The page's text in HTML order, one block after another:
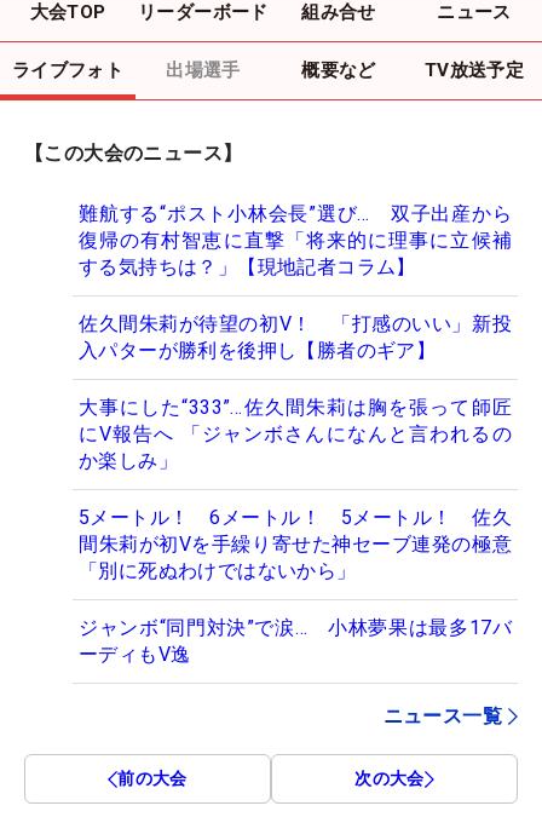
大会TOP リーダーボード 組み合せ ニュース
ライブフォト 出場選手 概要など TV放送予定
【この大会のニュース】
難航する“ポスト小林会長”選び… 双子出産から
復帰の有村智恵に直撃「将来的に理事に立候補
する気持ちは？」【現地記者コラム】
佐久間朱莉が待望の初V！ 「打感のいい」新投
入パターが勝利を後押し【勝者のギア】
大事にした“333”…佐久間朱莉は胸を張って師匠
にV報告へ 「ジャンボさんになんと言われるの
か楽しみ」
5メートル！ 6メートル！ 5メートル！ 佐久
間朱莉が初Vを手繰り寄せた神セーブ連発の極意
「別に死ぬわけではないから」
ジャンボ“同門対決”で涙… 小林夢果は最多17バ
ーディもV逸
ニュース一覧
前の大会 次の大会